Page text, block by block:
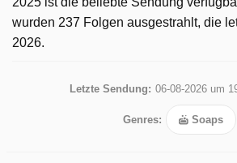
wurden 237 Folgen ausgestrahlt, die
2026.
Letzte Sendung: 06-08-2026 um
Genres: Soaps